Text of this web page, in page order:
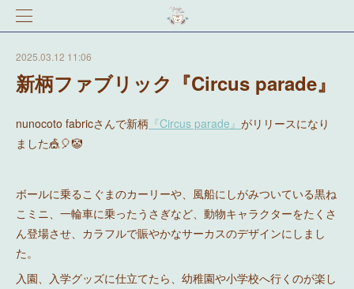
2025.03.12 11:06
新柄ファブリック『Circus parade』
nunocoto fabricさんで新柄 『Circus parade』 がリリースになり
ました🎪🎈🤡
ボールに乗るこぐまのカーリーや、風船にしがみついている黒ね
こミニ、一輪車に乗ったうさぎなど、動物キャラクターをたくさ
ん登場させ、カラフルで賑やかなサーカスのデザインにしまし
た。
入園、入学グッズに仕立てたら、幼稚園や小学校へ行くのが楽し